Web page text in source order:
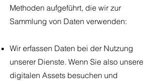
Methoden aufgeführt, die wir zur
Sammlung von Daten verwenden:
Wir erfassen Daten bei der Nutzung
unserer Dienste. Wenn Sie also unsere
digitalen Assets besuchen und